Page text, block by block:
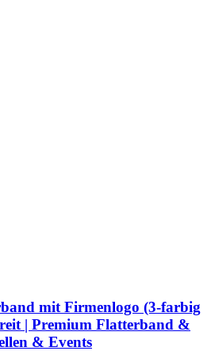
mit Firmenlogo (3-farbig
| Premium Flatterband &
& Events